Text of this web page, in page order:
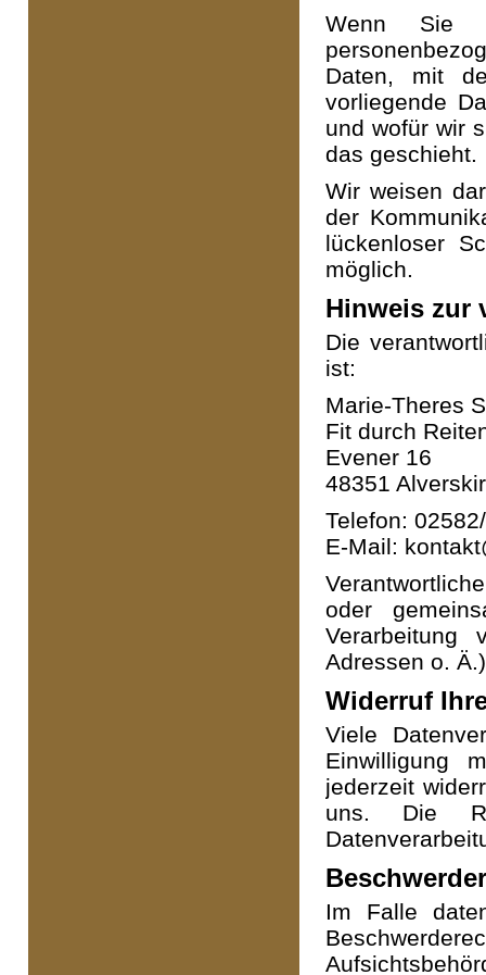
Wenn Sie
Daten, mit
vorliegende
und wofür wir
das geschieht.
Wir weisen
der
lückenloser
möglich.
Hinweis zur
Die
ist:
Marie-Theres
Fit durch
Evener 16
48351
Telefon:
E-Mail:
oder
Verarbeitung
Adressen o.
Widerruf
Viele
Einwilligung
jederzeit
uns. Die
Im Falle